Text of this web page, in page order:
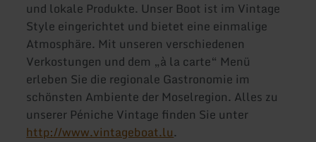
und lokale Produkte. Unser Boot ist im Vintage
Style eingerichtet und bietet eine einmalige
Atmosphäre. Mit unseren verschiedenen
Verkostungen und dem „à la carte“ Menü
erleben Sie die regionale Gastronomie im
schönsten Ambiente der Moselregion. Alles zu
unserer Péniche Vintage finden Sie unter
http://www.vintageboat.lu.